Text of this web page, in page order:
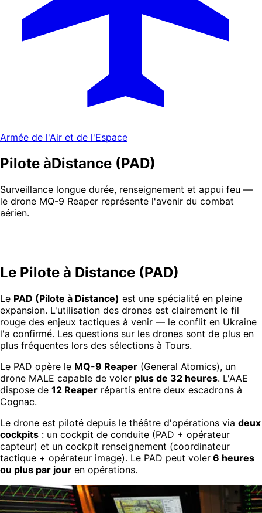
Armée de l'Air et de l'Espace
Pilote àDistance (PAD)
Surveillance longue durée, renseignement et appui feu —
le drone MQ-9 Reaper représente l'avenir du combat
aérien.
Le Pilote à Distance (PAD)
Le PAD (Pilote à Distance) est une spécialité en pleine
expansion. L'utilisation des drones est clairement le fil
rouge des enjeux tactiques à venir — le conflit en Ukraine
l'a confirmé. Les questions sur les drones sont de plus en
plus fréquentes lors des sélections à Tours.
Le PAD opère le MQ-9 Reaper (General Atomics), un
drone MALE capable de voler plus de 32 heures. L'AAE
dispose de 12 Reaper répartis entre deux escadrons à
Cognac.
Le drone est piloté depuis le théâtre d'opérations via deux
cockpits : un cockpit de conduite (PAD + opérateur
capteur) et un cockpit renseignement (coordinateur
tactique + opérateur image). Le PAD peut voler 6 heures
ou plus par jour en opérations.